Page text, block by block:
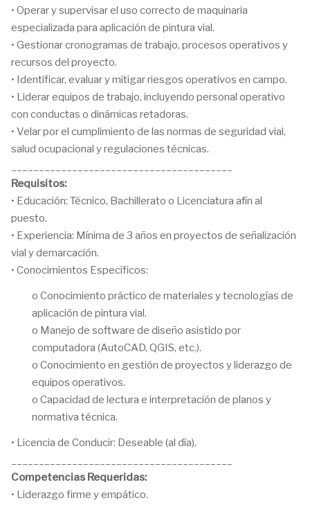
• Operar y supervisar el uso correcto de maquinaria
especializada para aplicación de pintura vial.
• Gestionar cronogramas de trabajo, procesos operativos y
recursos del proyecto.
• Identificar, evaluar y mitigar riesgos operativos en campo.
• Liderar equipos de trabajo, incluyendo personal operativo
con conductas o dinámicas retadoras.
• Velar por el cumplimiento de las normas de seguridad vial,
salud ocupacional y regulaciones técnicas.
Requisitos:
• Educación: Técnico, Bachillerato o Licenciatura afín al
puesto.
• Experiencia: Mínima de 3 años en proyectos de señalización
vial y demarcación.
• Conocimientos Específicos:
o Conocimiento práctico de materiales y tecnologías de
aplicación de pintura vial.
o Manejo de software de diseño asistido por
computadora (AutoCAD, QGIS, etc.).
o Conocimiento en gestión de proyectos y liderazgo de
equipos operativos.
o Capacidad de lectura e interpretación de planos y
normativa técnica.
• Licencia de Conducir: Deseable (al día).
Competencias Requeridas:
• Liderazgo firme y empático.